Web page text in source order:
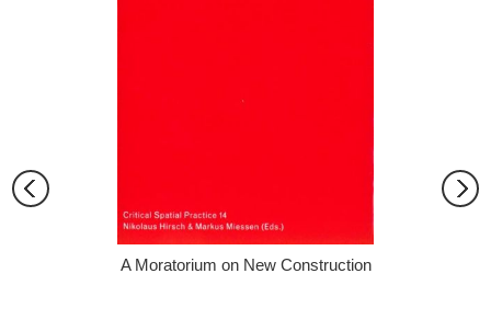
A Moratorium on New Construction